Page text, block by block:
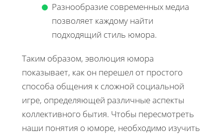
Разнообразие современных медиа
позволяет каждому найти
подходящий стиль юмора.
Таким образом, эволюция юмора
показывает, как он перешел от простого
способа общения к сложной социальной
игре, определяющей различные аспекты
коллективного бытия. Чтобы пересмотреть
наши понятия о юморе, необходимо изучить